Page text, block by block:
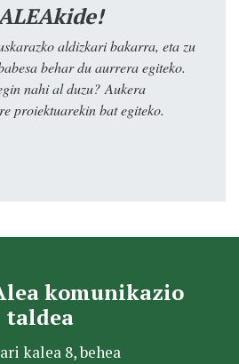
aldizkari bakarra, eta zu
behar du aurrera egiteko.
nahi al duzu? Aukera
proiektuarekin bat egiteko.
komunikazio
taldea
kalea 8, behea